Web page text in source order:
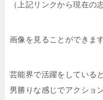
（上記リンクから現在の
画像を見ることができます
芸能界で活躍をしている
男勝りな感じでアクショ